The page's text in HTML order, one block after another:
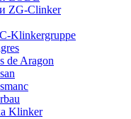
ZG-Clinker
Klinkergruppe
de Aragon
Klinker